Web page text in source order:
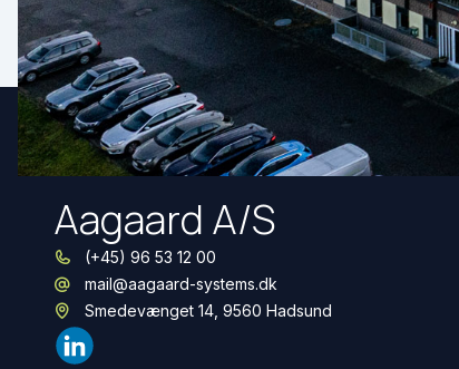
Aagaard A/S
(+45) 96 53 12 00
mail@aagaard-systems.dk
Smedevænget 14, 9560 Hadsund